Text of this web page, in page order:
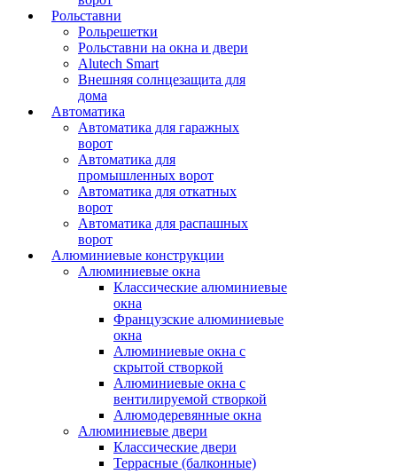
Рольставни
Рольрешетки
Рольставни на окна и двери
Alutech Smart
Внешняя солнцезащита для
дома
Автоматика
Автоматика для гаражных
ворот
Автоматика для
промышленных ворот
Автоматика для откатных
ворот
Автоматика для распашных
ворот
Алюминиевые конструкции
Алюминиевые окна
Классические алюминиевые
окна
Французские алюминиевые
окна
Алюминиевые окна с
скрытой створкой
Алюминиевые окна с
вентилируемой створкой
Алюмодеревянные окна
Алюминиевые двери
Классические двери
Террасные (балконные)